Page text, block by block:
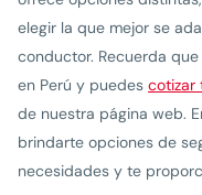
elegir la que mejor se
conductor. Recuerda que
en Perú y puedes cotizar
de nuestra página web.
brindarte opciones de
necesidades y te